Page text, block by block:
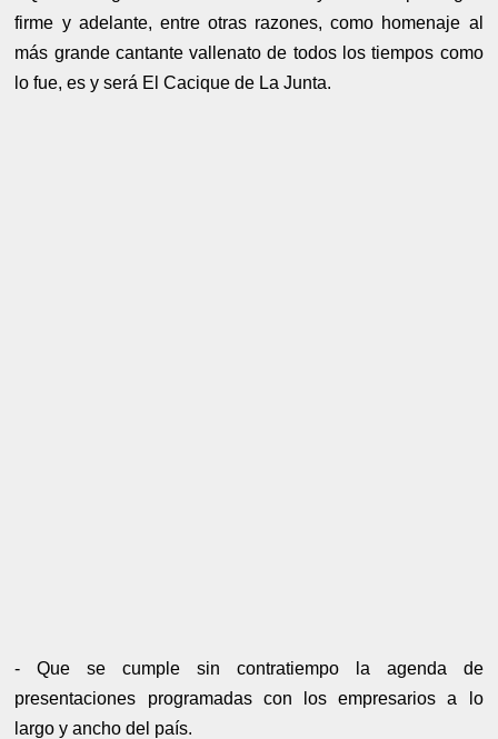
firme y adelante, entre otras razones, como homenaje al
más grande cantante vallenato de todos los tiempos como
lo fue, es y será El Cacique de La Junta.
- Que se cumple sin contratiempo la agenda de
presentaciones programadas con los empresarios a lo
largo y ancho del país.